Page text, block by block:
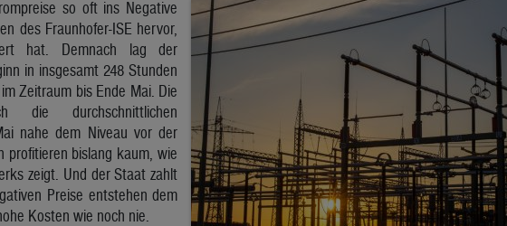
so oft ins Negative
des Fraunhofer-ISE hervor,
hat. Demnach lag der
in insgesamt 248 Stunden
Zeitraum bis Ende Mai. Die
die durchschnittlichen
nahe dem Niveau vor der
profitieren bislang kaum, wie
zeigt. Und der Staat zahlt
Preise entstehen dem
Kosten wie noch nie.